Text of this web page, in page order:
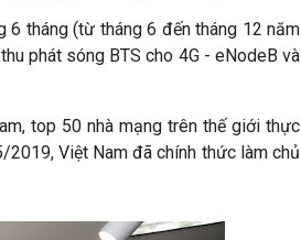
tháng (từ tháng 6 đến tháng 12 năm
phát sóng BTS cho 4G - eNodeB và
top 50 nhà mạng trên thế giới thực
Việt Nam đã chính thức làm chủ